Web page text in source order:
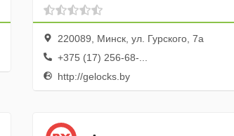
220089, Минск, ул. Гурского, 7а
+375 (17) 256-68-...
http://gelocks.by